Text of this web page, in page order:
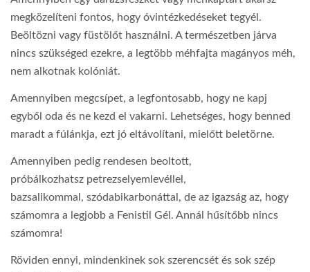
megközelíteni fontos, hogy óvintézkedéseket tegyél.
Beöltözni vagy füstölőt használni. A természetben járva
nincs szükséged ezekre, a legtöbb méhfajta magányos méh,
nem alkotnak kolóniát.
Amennyiben megcsípet, a legfontosabb, hogy ne kapj
egyből oda és ne kezd el vakarni. Lehetséges, hogy benned
maradt a fúlánkja, ezt jó eltávolítani, mielőtt beletörne.
Amennyiben pedig rendesen beoltott,
próbálkozhatsz petrezselyemlevéllel,
bazsalikommal, szódabikarbonáttal, de az igazság az, hogy
számomra a legjobb a Fenistil Gél. Annál hűsítőbb nincs
számomra!
Röviden ennyi, mindenkinek sok szerencsét és sok szép